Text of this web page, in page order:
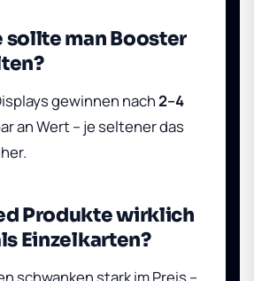
sollte man Booster
gewinnen nach2–4
an Wert – je seltener das
Produkte wirklich
Einzelkarten?
schwanken stark im Preis –